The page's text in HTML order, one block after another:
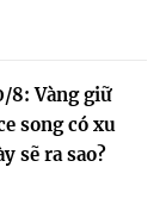
8: Vàng giữ
song có xu
sẽ ra sao?